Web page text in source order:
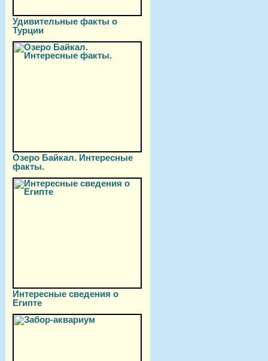
Удивительные факты о
Турции
Озеро Байкал. Интересные
факты.
Интересные сведения о
Египте